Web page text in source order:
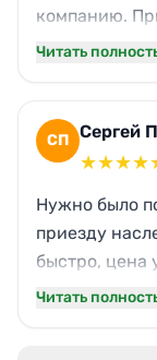
компанию.
один день:
теперь
Читать
СП Сергей
★★★★
Нужно было
приезду
быстро, цена
лишних
Читать